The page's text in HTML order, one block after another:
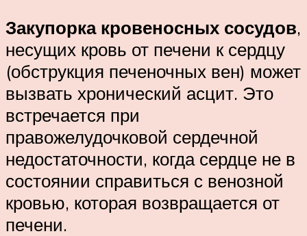
Закупорка кровеносных сосудов,
несущих кровь от печени к сердцу
(обструкция печеночных вен) может
вызвать хронический асцит. Это
встречается при
правожелудочковой сердечной
недостаточности, когда сердце не в
состоянии справиться с венозной
кровью, которая возвращается от
печени.